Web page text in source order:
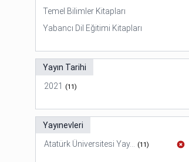
Temel Bilimler Kitapları
Yabancı Dil Eğitimi Kitapları
Yayın Tarihi
2021 (11)
Yayınevleri
Atatürk Üniversitesi Yay... (11)